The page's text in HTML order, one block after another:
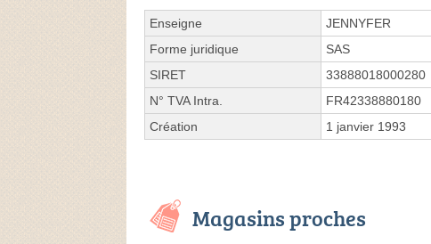
Enseigne
JENNYFER
Forme juridique
SAS
SIRET
33888018000280
N° TVA Intra.
FR42338880180
Création
1 janvier 1993
Magasins proches